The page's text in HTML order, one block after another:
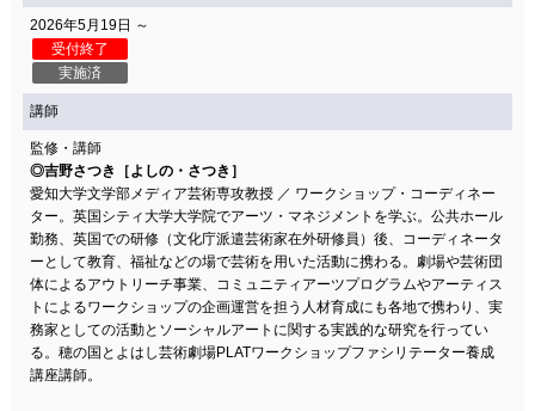
2026年5月19日 ～
受付終了
実施済
講師
監修・講師
◎吉野さつき［よしの・さつき］
愛知大学文学部メディア芸術専攻教授 ／ ワークショップ・コーディネー
ター。英国シティ大学大学院でアーツ・マネジメントを学ぶ。公共ホール
勤務、英国での研修（文化庁派遣芸術家在外研修員）後、コーディネータ
ーとして教育、福祉などの場で芸術を用いた活動に携わる。劇場や芸術団
体によるアウトリーチ事業、コミュニティアーツプログラムやアーティス
トによるワークショップの企画運営を担う人材育成にも各地で携わり、実
務家としての活動とソーシャルアートに関する実践的な研究を行ってい
る。穂の国とよはし芸術劇場PLATワークショップファシリテーター養成
講座講師。